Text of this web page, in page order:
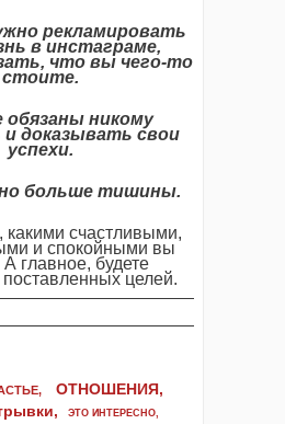
рекламировать
в инстаграме,
что вы чего-то
стоите.
никому
доказывать свои
успехи.
больше тишины.
какими счастливыми,
и спокойными вы
А главное, будете
поставленных целей.
ОТНОШЕНИЯ,
, ЭТО ИНТЕРЕСНО,